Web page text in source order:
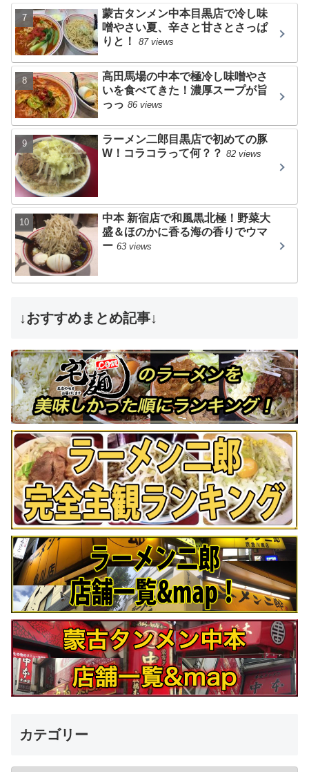
蒙古タンメン中本目黒店で冷し味
噌やさい夏、辛さと甘さとさっぱ
りと！
87 views
高田馬場の中本で極冷し味噌やさ
いを食べてきた！濃厚スープが旨
っっ 86 views
ラーメン二郎目黒店で初めての豚
W！コラコラって何？？ 82 views
中本 新宿店で和風黒北極！野菜大
盛＆ほのかに香る海の香りでウマ
ー 63 views
↓おすすめまとめ記事↓
カテゴリー